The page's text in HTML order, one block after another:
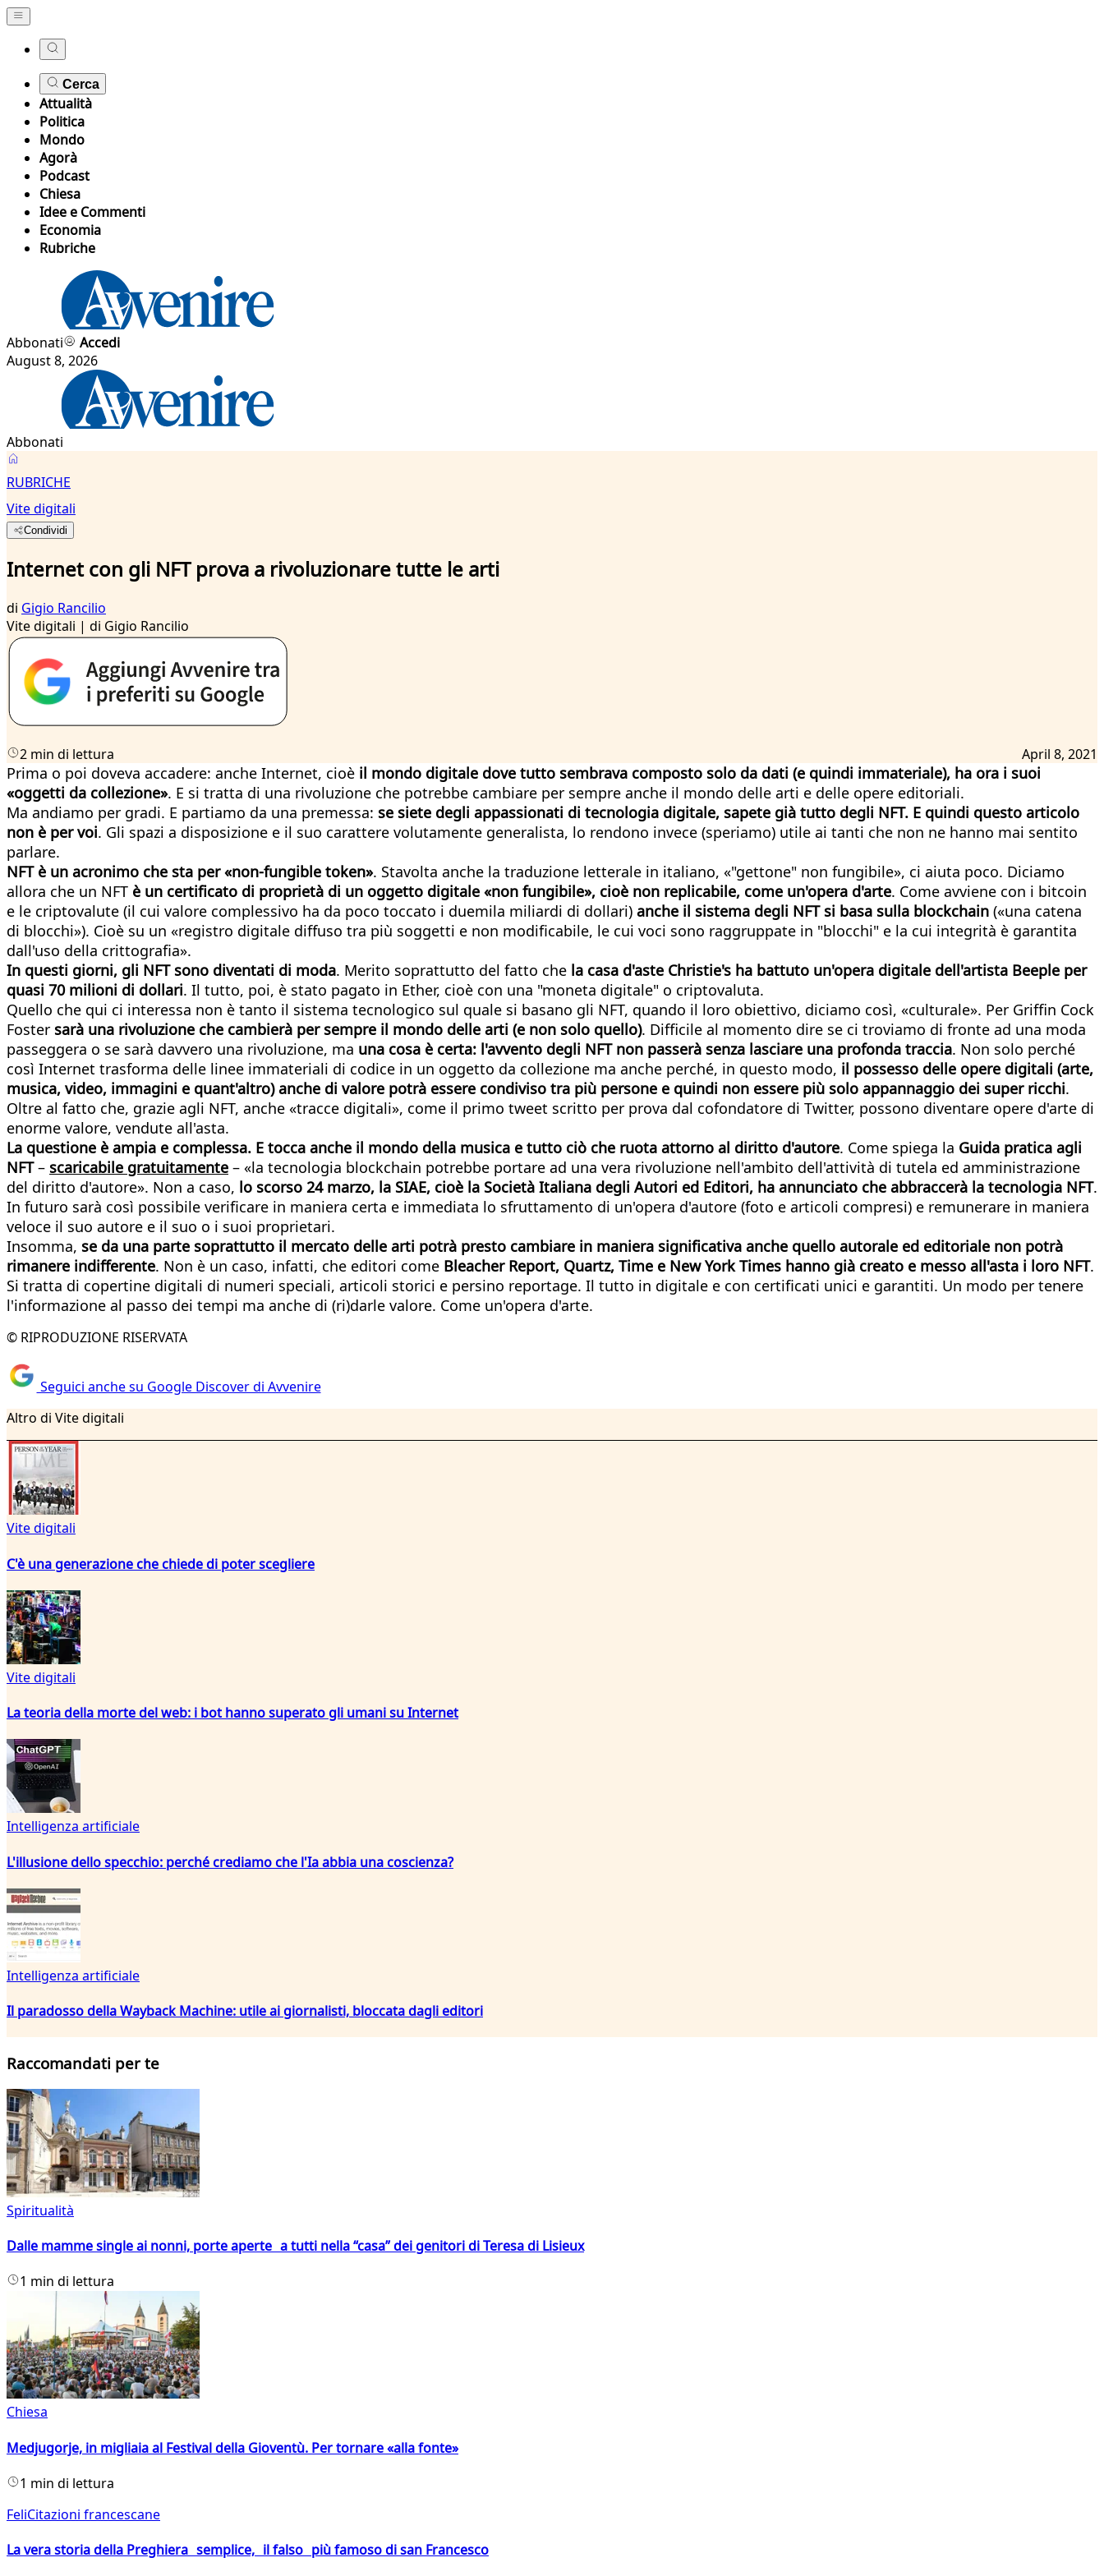
Cerca
Attualità
Politica
Mondo
Agorà
Podcast
Chiesa
Idee e Commenti
Economia
Rubriche
Abbonati
Accedi
August 8, 2026
Abbonati
RUBRICHE
Vite digitali
Condividi
Internet con gli NFT prova a rivoluzionare tutte le arti
di Gigio Rancilio
Vite digitali | di Gigio Rancilio
2 min di lettura April 8, 2021
Prima o poi doveva accadere: anche Internet, cioè il mondo digitale dove tutto sembrava composto solo da dati (e quindi immateriale), ha ora i suoi
«oggetti da collezione». E si tratta di una rivoluzione che potrebbe cambiare per sempre anche il mondo delle arti e delle opere editoriali.
Ma andiamo per gradi. E partiamo da una premessa: se siete degli appassionati di tecnologia digitale, sapete già tutto degli NFT. E quindi questo articolo
non è per voi. Gli spazi a disposizione e il suo carattere volutamente generalista, lo rendono invece (speriamo) utile ai tanti che non ne hanno mai sentito
parlare.
NFT è un acronimo che sta per «non-fungible token». Stavolta anche la traduzione letterale in italiano, «"gettone" non fungibile», ci aiuta poco. Diciamo
allora che un NFT è un certificato di proprietà di un oggetto digitale «non fungibile», cioè non replicabile, come un'opera d'arte. Come avviene con i bitcoin
e le criptovalute (il cui valore complessivo ha da poco toccato i duemila miliardi di dollari) anche il sistema degli NFT si basa sulla blockchain («una catena
di blocchi»). Cioè su un «registro digitale diffuso tra più soggetti e non modificabile, le cui voci sono raggruppate in "blocchi" e la cui integrità è garantita
dall'uso della crittografia».
In questi giorni, gli NFT sono diventati di moda. Merito soprattutto del fatto che la casa d'aste Christie's ha battuto un'opera digitale dell'artista Beeple per
quasi 70 milioni di dollari. Il tutto, poi, è stato pagato in Ether, cioè con una "moneta digitale" o criptovaluta.
Quello che qui ci interessa non è tanto il sistema tecnologico sul quale si basano gli NFT, quando il loro obiettivo, diciamo così, «culturale». Per Griffin Cock
Foster sarà una rivoluzione che cambierà per sempre il mondo delle arti (e non solo quello). Difficile al momento dire se ci troviamo di fronte ad una moda
passeggera o se sarà davvero una rivoluzione, ma una cosa è certa: l'avvento degli NFT non passerà senza lasciare una profonda traccia. Non solo perché
così Internet trasforma delle linee immateriali di codice in un oggetto da collezione ma anche perché, in questo modo, il possesso delle opere digitali (arte,
musica, video, immagini e quant'altro) anche di valore potrà essere condiviso tra più persone e quindi non essere più solo appannaggio dei super ricchi.
Oltre al fatto che, grazie agli NFT, anche «tracce digitali», come il primo tweet scritto per prova dal cofondatore di Twitter, possono diventare opere d'arte di
enorme valore, vendute all'asta.
La questione è ampia e complessa. E tocca anche il mondo della musica e tutto ciò che ruota attorno al diritto d'autore. Come spiega la Guida pratica agli
NFT– scaricabile gratuitamente – «la tecnologia blockchain potrebbe portare ad una vera rivoluzione nell'ambito dell'attività di tutela ed amministrazione
del diritto d'autore». Non a caso, lo scorso 24 marzo, la SIAE, cioè la Società Italiana degli Autori ed Editori, ha annunciato che abbraccerà la tecnologia NFT.
In futuro sarà così possibile verificare in maniera certa e immediata lo sfruttamento di un'opera d'autore (foto e articoli compresi) e remunerare in maniera
veloce il suo autore e il suo o i suoi proprietari.
Insomma, se da una parte soprattutto il mercato delle arti potrà presto cambiare in maniera significativa anche quello autorale ed editoriale non potrà
rimanere indifferente. Non è un caso, infatti, che editori come Bleacher Report, Quartz, Time e New York Times hanno già creato e messo all'asta i loro NFT.
Si tratta di copertine digitali di numeri speciali, articoli storici e persino reportage. Il tutto in digitale e con certificati unici e garantiti. Un modo per tenere
l'informazione al passo dei tempi ma anche di (ri)darle valore. Come un'opera d'arte.
© RIPRODUZIONE RISERVATA
Seguici anche su Google Discover di Avvenire
Altro di Vite digitali
Vite digitali
C'è una generazione che chiede di poter scegliere
Vite digitali
La teoria della morte del web: i bot hanno superato gli umani su Internet
Intelligenza artificiale
L'illusione dello specchio: perché crediamo che l'Ia abbia una coscienza?
Intelligenza artificiale
Il paradosso della Wayback Machine: utile ai giornalisti, bloccata dagli editori
Raccomandati per te
Spiritualità
Dalle mamme single ai nonni, porte aperte a tutti nella “casa” dei genitori di Teresa di Lisieux
1 min di lettura
Chiesa
Medjugorje, in migliaia al Festival della Gioventù. Per tornare «alla fonte»
1 min di lettura
FeliCitazioni francescane
La vera storia della Preghiera semplice, il falso più famoso di san Francesco